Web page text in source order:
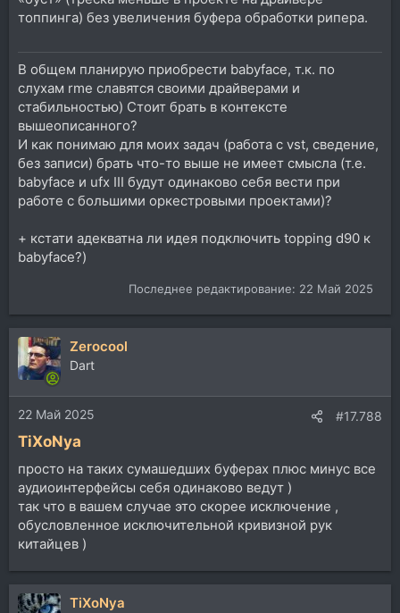
топпинга) без увеличения буфера обработки рипера.
В общем планирую приобрести babyface, т.к. по
слухам rme славятся своими драйверами и
стабильностью) Стоит брать в контексте
вышеописанного?
И как понимаю для моих задач (работа с vst, сведение,
без записи) брать что-то выше не имеет смысла (т.е.
babyface и ufx III будут одинаково себя вести при
работе с большими оркестровыми проектами)?
+ кстати адекватна ли идея подключить topping d90 к
babyface?)
Последнее редактирование: 22 Май 2025
Zerocool
Dart
22 Май 2025 #17.788
TiXoNya
просто на таких сумашедших буферах плюс минус все
аудиоинтерфейсы себя одинаково ведут )
так что в вашем случае это скорее исключение ,
обусловленное исключительной кривизной рук
китайцев )
TiXoNya